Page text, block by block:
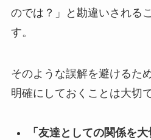
のでは？」と勘違いされる
す。
そのような誤解を避けるた
明確にしておくことは大切で
「友達としての関係を